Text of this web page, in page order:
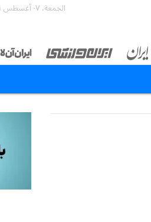
الجمعة، ٠٧ أغسطس ٢٠٢٦